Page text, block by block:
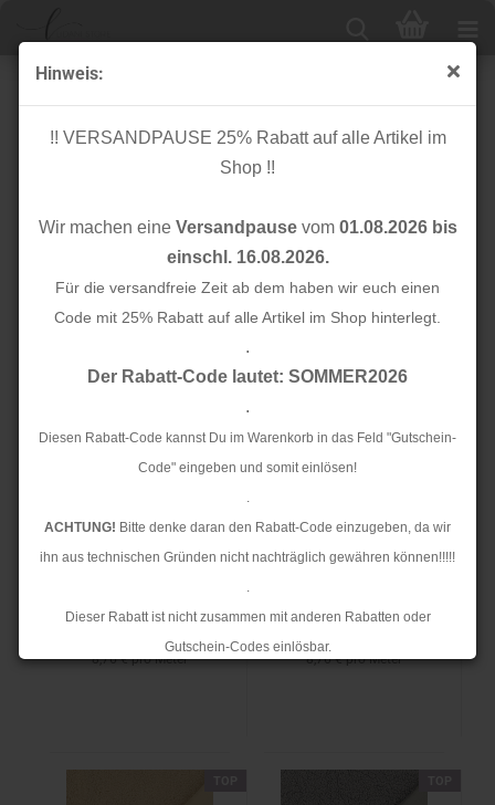
Hinweis:
!! VERSANDPAUSE 25% Rabatt auf alle Artikel im
Shop !!
Wir machen eine Versandpausevom 01.08.2026 bis
einschl. 16.08.2026.
Für die versandfreie Zeit ab dem haben wir euch einen
Code mit 25% Rabatt auf alle Artikel im Shop hinterlegt.
.
Der Rabatt-Code lautet: SOMMER2026
.
Diesen Rabatt-Code kannst Du im Warenkorb in das Feld "Gutschein-
Code" eingeben und somit einlösen!
.
ACHTUNG! Bitte denke daran den Rabatt-Code einzugeben, da wir
ihn aus technischen Gründen nicht nachträglich gewähren können!!!!!
.
Dieser Rabatt ist nicht zusammen mit anderen Rabatten oder
Gutschein-Codes einlösbar.
60% Sale
1 2 3 »
Doubleface -
Teddyplüschabseite -
8,76 € pro Meter
Doubleface -
Teddyplüschabseite -
8,76 € pro Meter